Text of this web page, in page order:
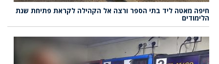
חיפה מאטה ליד בתי הספר ורצה אל הקהילה לקראת פתיחת שנת
הלימודים